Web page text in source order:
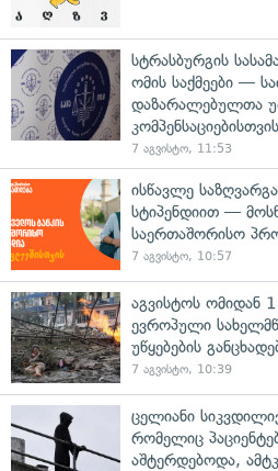
სტრასბურგის
ომის საქმეები —
დაზარალებულთა
კომპენსაციებისთვის
7 აგვისტო, 11:53
ისწავლე
სტიპენდიით —
საერთაშორისო
7 აგვისტო, 10:57
აგვისტოს ომიდან
ევროპული
უწყებების
7 აგვისტო, 10:39
ცელიანი
რომელიც
აშტერდებოდა,